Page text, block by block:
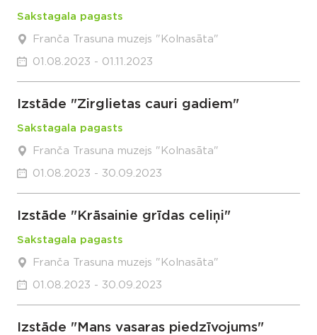
Sakstagala pagasts
Franča Trasuna muzejs "Kolnasāta"
01.08.2023 - 01.11.2023
Izstāde "Zirglietas cauri gadiem"
Sakstagala pagasts
Franča Trasuna muzejs "Kolnasāta"
01.08.2023 - 30.09.2023
Izstāde "Krāsainie grīdas celiņi"
Sakstagala pagasts
Franča Trasuna muzejs "Kolnasāta"
01.08.2023 - 30.09.2023
Izstāde "Mans vasaras piedzīvojums"